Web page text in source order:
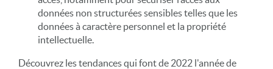
données non structurées sensibles telles que les
données à caractère personnel et la propriété
intellectuelle.
Découvrez les tendances qui font de 2022 l'année de